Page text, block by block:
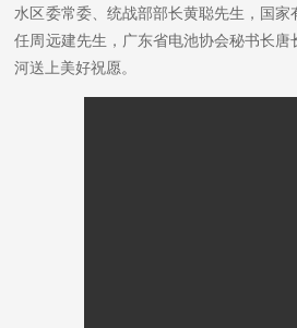
水区委常委、统战部部长黄聪先生，国家
任周远建先生，广东省电池协会秘书长唐
河送上美好祝愿。